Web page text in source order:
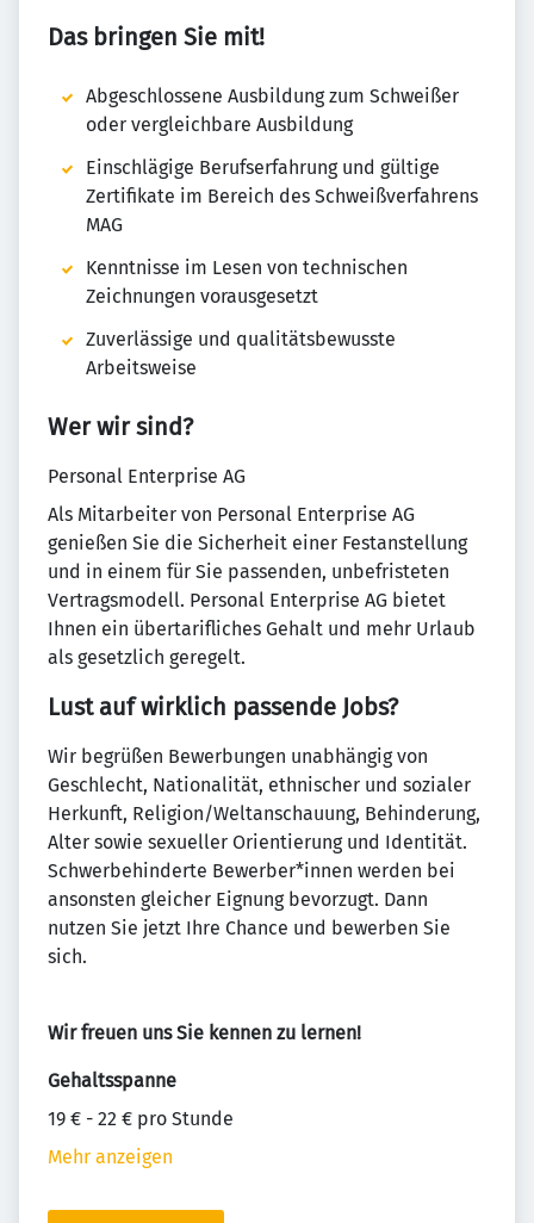
Das bringen Sie mit!
Abgeschlossene Ausbildung zum Schweißer
oder vergleichbare Ausbildung
Einschlägige Berufserfahrung und gültige
Zertifikate im Bereich des Schweißverfahrens
MAG
Kenntnisse im Lesen von technischen
Zeichnungen vorausgesetzt
Zuverlässige und qualitätsbewusste
Arbeitsweise
Wer wir sind?
Personal Enterprise AG
Als Mitarbeiter von Personal Enterprise AG
genießen Sie die Sicherheit einer Festanstellung
und in einem für Sie passenden, unbefristeten
Vertragsmodell. Personal Enterprise AG bietet
Ihnen ein übertarifliches Gehalt und mehr Urlaub
als gesetzlich geregelt.
Lust auf wirklich passende Jobs?
Wir begrüßen Bewerbungen unabhängig von
Geschlecht, Nationalität, ethnischer und sozialer
Herkunft, Religion/Weltanschauung, Behinderung,
Alter sowie sexueller Orientierung und Identität.
Schwerbehinderte Bewerber*innen werden bei
ansonsten gleicher Eignung bevorzugt. Dann
nutzen Sie jetzt Ihre Chance und bewerben Sie
sich.
Wir freuen uns Sie kennen zu lernen!
Gehaltsspanne
19 € - 22 € pro Stunde
Mehr anzeigen